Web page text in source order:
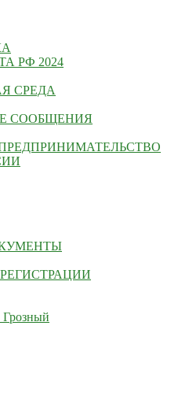
РФ 2024
СРЕДА
СООБЩЕНИЯ